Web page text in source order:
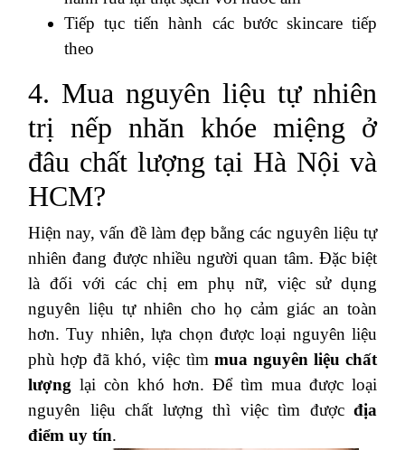
Tiếp tục tiến hành các bước skincare tiếp
theo
4. Mua nguyên liệu tự nhiên
trị nếp nhăn khóe miệng ở
đâu chất lượng tại Hà Nội và
HCM?
Hiện nay, vấn đề làm đẹp bằng các nguyên liệu tự
nhiên đang được nhiều người quan tâm. Đặc biệt
là đối với các chị em phụ nữ, việc sử dụng
nguyên liệu tự nhiên cho họ cảm giác an toàn
hơn. Tuy nhiên, lựa chọn được loại nguyên liệu
phù hợp đã khó, việc tìm mua nguyên liệu chất
lượng lại còn khó hơn. Để tìm mua được loại
nguyên liệu chất lượng thì việc tìm được địa
điểm uy tín.